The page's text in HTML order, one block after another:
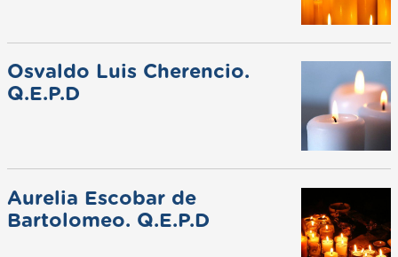
Osvaldo Luis Cherencio.
Q.E.P.D
Aurelia Escobar de
Bartolomeo. Q.E.P.D